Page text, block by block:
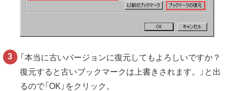
「本当に古いバージョンに復元してもよろしいですか？
復元すると古いブックマークは上書きされます。」と出
るので「OK」をクリック。